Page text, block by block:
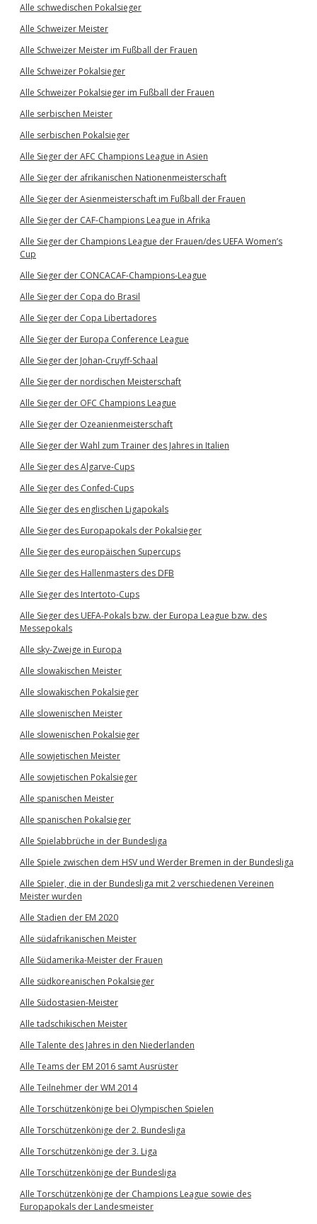
Alle schwedischen Pokalsieger
Alle Schweizer Meister
Alle Schweizer Meister im Fußball der Frauen
Alle Schweizer Pokalsieger
Alle Schweizer Pokalsieger im Fußball der Frauen
Alle serbischen Meister
Alle serbischen Pokalsieger
Alle Sieger der AFC Champions League in Asien
Alle Sieger der afrikanischen Nationenmeisterschaft
Alle Sieger der Asienmeisterschaft im Fußball der Frauen
Alle Sieger der CAF-Champions League in Afrika
Alle Sieger der Champions League der Frauen/des UEFA Women’s
Cup
Alle Sieger der CONCACAF-Champions-League
Alle Sieger der Copa do Brasil
Alle Sieger der Copa Libertadores
Alle Sieger der Europa Conference League
Alle Sieger der Johan-Cruyff-Schaal
Alle Sieger der nordischen Meisterschaft
Alle Sieger der OFC Champions League
Alle Sieger der Ozeanienmeisterschaft
Alle Sieger der Wahl zum Trainer des Jahres in Italien
Alle Sieger des Algarve-Cups
Alle Sieger des Confed-Cups
Alle Sieger des englischen Ligapokals
Alle Sieger des Europapokals der Pokalsieger
Alle Sieger des europäischen Supercups
Alle Sieger des Hallenmasters des DFB
Alle Sieger des Intertoto-Cups
Alle Sieger des UEFA-Pokals bzw. der Europa League bzw. des
Messepokals
Alle sky-Zweige in Europa
Alle slowakischen Meister
Alle slowakischen Pokalsieger
Alle slowenischen Meister
Alle slowenischen Pokalsieger
Alle sowjetischen Meister
Alle sowjetischen Pokalsieger
Alle spanischen Meister
Alle spanischen Pokalsieger
Alle Spielabbrüche in der Bundesliga
Alle Spiele zwischen dem HSV und Werder Bremen in der Bundesliga
Alle Spieler, die in der Bundesliga mit 2 verschiedenen Vereinen
Meister wurden
Alle Stadien der EM 2020
Alle südafrikanischen Meister
Alle Südamerika-Meister der Frauen
Alle südkoreanischen Pokalsieger
Alle Südostasien-Meister
Alle tadschikischen Meister
Alle Talente des Jahres in den Niederlanden
Alle Teams der EM 2016 samt Ausrüster
Alle Teilnehmer der WM 2014
Alle Torschützenkönige bei Olympischen Spielen
Alle Torschützenkönige der 2. Bundesliga
Alle Torschützenkönige der 3. Liga
Alle Torschützenkönige der Bundesliga
Alle Torschützenkönige der Champions League sowie des
Europapokals der Landesmeister